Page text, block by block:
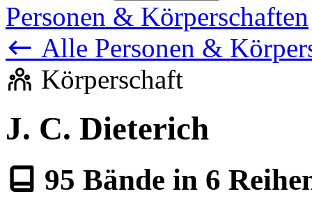
Personen & Körperschaften
Alle Personen &
Körperschaft
J. C. Dieterich
95 Bände in 6